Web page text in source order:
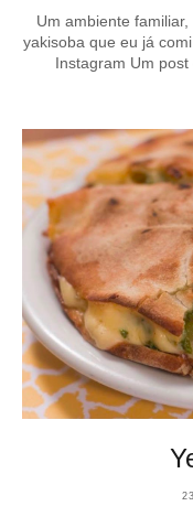
Um ambiente
yakisoba que eu já
Instagram Um